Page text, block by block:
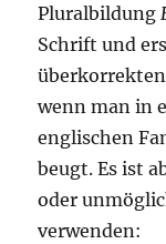
Pluralbildung
Schrift und
wenn man in
englischen
beugt. Es ist
oder
verwenden: